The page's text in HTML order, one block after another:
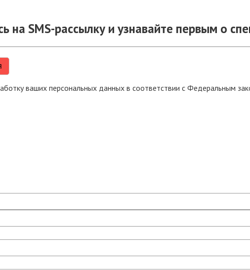
на SMS-рассылку и узнавайте первым о
ваших персональных данных в соответствии с Федеральным